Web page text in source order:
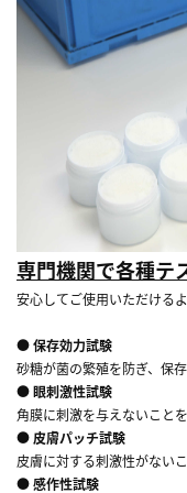
専門機関で各種テ
安心してご使用いただける
● 保存効力試験
砂糖が菌の繁殖を防ぎ、保
● 眼刺激性試験
角膜に刺激を与えないこと
● 皮膚パッチ試験
皮膚に対する刺激性がない
● 感作性試験